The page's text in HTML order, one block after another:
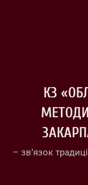
КЗ
– зв’язок